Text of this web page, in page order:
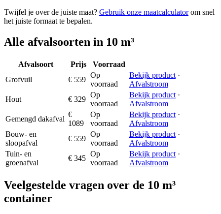
Twijfel je over de juiste maat? Gebruik onze maatcalculator om snel
het juiste formaat te bepalen.
Alle afvalsoorten in 10 m³
Afvalsoort Prijs
Voorraad
Grofvuil
€ 559
Op
voorraad
Bekijk product ·
Afvalstroom
Hout
€ 329
Op
voorraad
Bekijk product ·
Afvalstroom
Gemengd dakafval
€
1089
Op
voorraad
Bekijk product ·
Afvalstroom
Bouw- en
sloopafval
€ 559
Op
voorraad
Bekijk product ·
Afvalstroom
Tuin- en
groenafval
€ 345
Op
voorraad
Bekijk product ·
Afvalstroom
Veelgestelde vragen over de 10 m³
container